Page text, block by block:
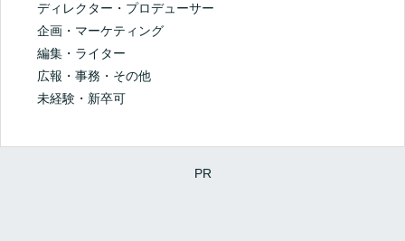
ディレクター・プロデューサー
企画・マーケティング
編集・ライター
広報・事務・その他
未経験・新卒可
PR